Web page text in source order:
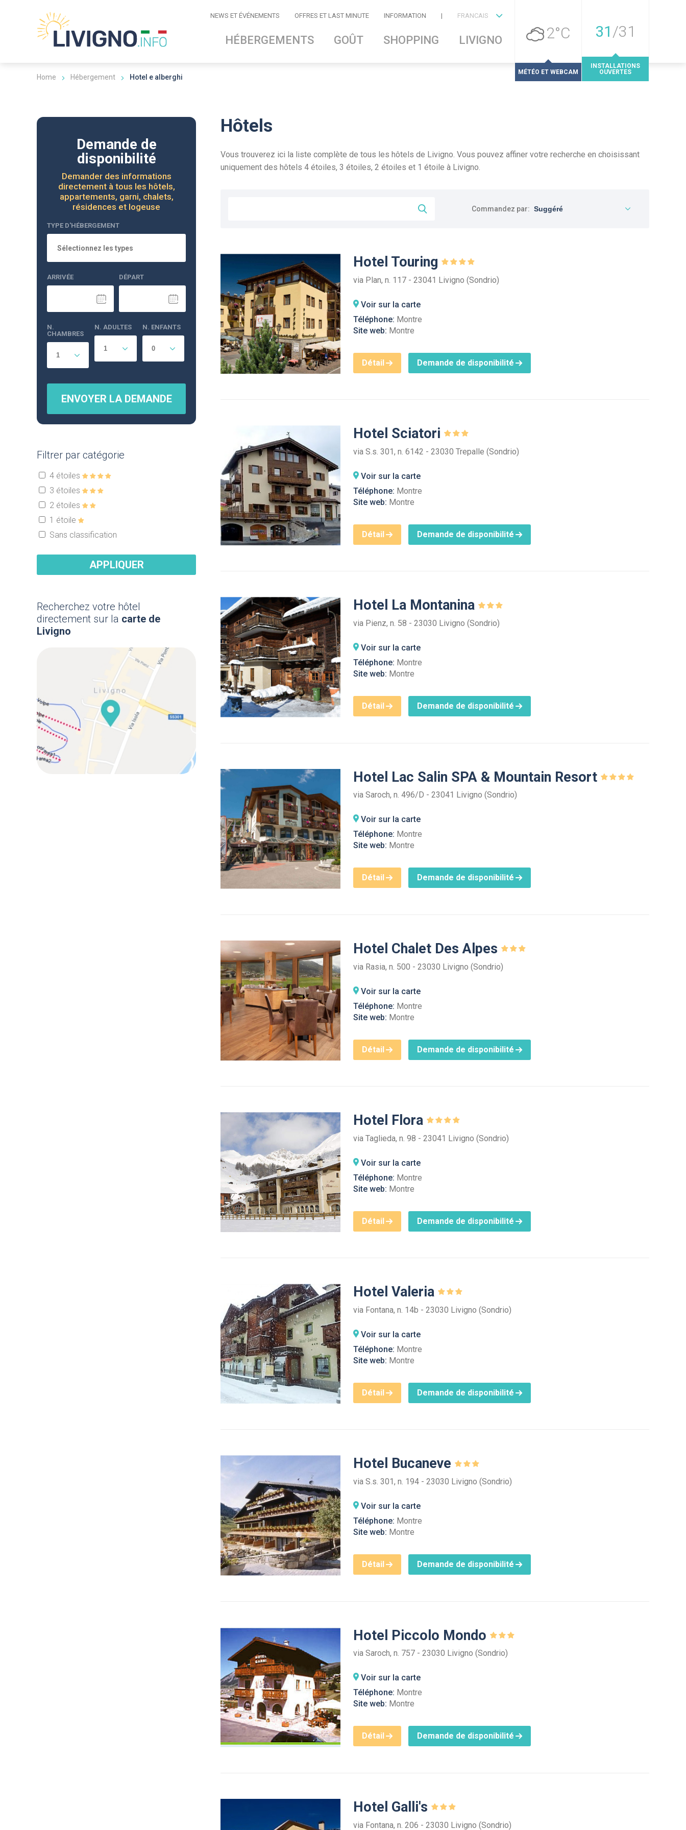
NEWS ET ÉVÉNEMENTS OFFRES ET LAST MINUTE INFORMATION | FRANCAIS
HÉBERGEMENTS GOÛT SHOPPING LIVIGNO 2°C
MÉTÉO ET WEBCAM
31 /31
INSTALLATIONS
OUVERTES
Home Hébergement Hotel e alberghi
Hôtels
Vous trouverez ici la liste complète de tous les hôtels de Livigno. Vous pouvez affiner votre recherche en choisissant
uniquement des hôtels 4 étoiles, 3 étoiles, 2 étoiles et 1 étoile à Livigno.
Commandez par:
Demande de
disponibilité
Demander des informations
directement à tous les hôtels,
appartements, garni, chalets,
résidences et logeuse
TYPE D'HÉBERGEMENT
Sélectionnez les types
ARRIVÉE DÉPART
N.
CHAMBRES
N. ADULTES N. ENFANTS
ENVOYER LA DEMANDE
Filtrer par catégorie
4 étoiles
3 étoiles
2 étoiles
1 étoile
Sans classification
APPLIQUER
Recherchez votre hôtel
directement sur la carte de
Livigno
Hotel Touring
via Plan, n. 117 - 23041 Livigno (Sondrio)
Voir sur la carte
Téléphone: Montre
Site web: Montre
Détail Demande de disponibilité
Hotel Sciatori
via S.s. 301, n. 6142 - 23030 Trepalle (Sondrio)
Voir sur la carte
Téléphone: Montre
Site web: Montre
Détail Demande de disponibilité
Hotel La Montanina
via Pienz, n. 58 - 23030 Livigno (Sondrio)
Voir sur la carte
Téléphone: Montre
Site web: Montre
Détail Demande de disponibilité
Hotel Lac Salin SPA & Mountain Resort
via Saroch, n. 496/D - 23041 Livigno (Sondrio)
Voir sur la carte
Téléphone: Montre
Site web: Montre
Détail Demande de disponibilité
Hotel Chalet Des Alpes
via Rasia, n. 500 - 23030 Livigno (Sondrio)
Voir sur la carte
Téléphone: Montre
Site web: Montre
Détail Demande de disponibilité
Hotel Flora
via Taglieda, n. 98 - 23041 Livigno (Sondrio)
Voir sur la carte
Téléphone: Montre
Site web: Montre
Détail Demande de disponibilité
Hotel Valeria
via Fontana, n. 14b - 23030 Livigno (Sondrio)
Voir sur la carte
Téléphone: Montre
Site web: Montre
Détail Demande de disponibilité
Hotel Bucaneve
via S.s. 301, n. 194 - 23030 Livigno (Sondrio)
Voir sur la carte
Téléphone: Montre
Site web: Montre
Détail Demande de disponibilité
Hotel Piccolo Mondo
via Saroch, n. 757 - 23030 Livigno (Sondrio)
Voir sur la carte
Téléphone: Montre
Site web: Montre
Détail Demande de disponibilité
Hotel Galli's
via Fontana, n. 206 - 23030 Livigno (Sondrio)